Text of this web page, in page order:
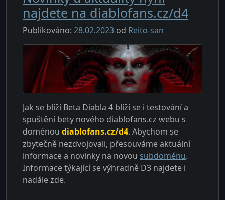
najdete na diablofans.cz/d4
Publikováno: 28.02.2023 od Reito-san
Jak se blíží Beta Diabla 4 blíží se i testování a
spuštění bety nového diablofans.cz webu s
doménou diablofans.cz/d4. Abychom se
zbytečně nezdvojovali, přesouváme aktuální
informace a novinky na novou subdoménu.
Informace týkající se výhradně D3 najdete i
nadále zde.